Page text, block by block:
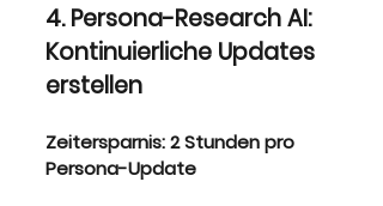
4. Persona-Research AI:
Kontinuierliche Updates
erstellen
Zeitersparnis: 2 Stunden pro
Persona-Update